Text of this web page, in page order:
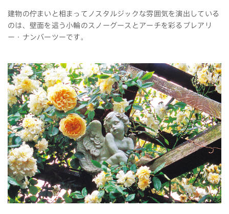
建物の佇まいと相まってノスタルジックな雰囲気を演出している
のは、壁面を這う小輪のスノーグースとアーチを彩るブレアリ
ー・ナンバーツーです。